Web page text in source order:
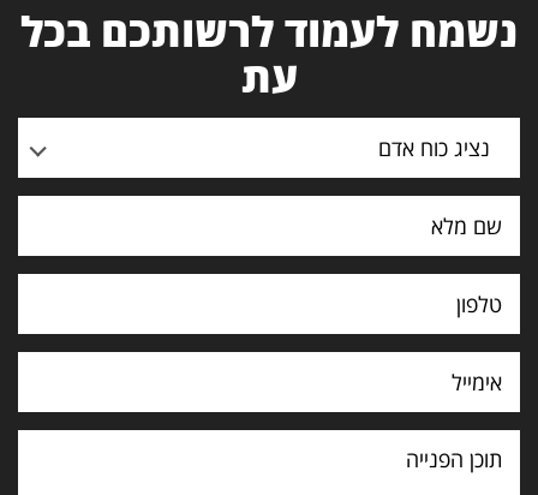
נשמח לעמוד לרשותכם בכל
עת
נציג כוח אדם
תוכן
הפנייה